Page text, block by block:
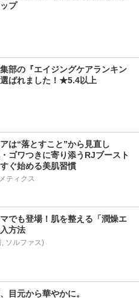
プ
部の『エイジングケアランキン
ばれました！★5.4以上
は“落とすこと”から見直し
ゴワつきに寄り添うRJブースト
ぐ始める美肌習慣
ティクス
でも登場！肌を整える「潤燥エ
方法
ソルファス)
目元から華やかに。